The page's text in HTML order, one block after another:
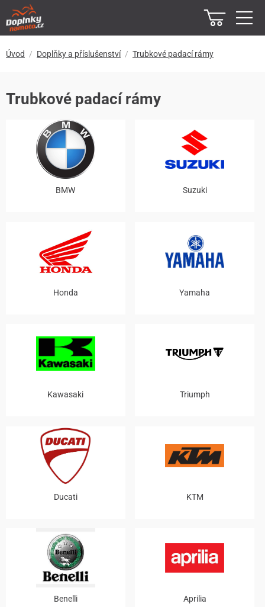
Úvod Doplňky a příslušenství Trubkové padací rámy
Trubkové padací rámy
BMW Suzuki
Honda Yamaha
Kawasaki Triumph
Ducati KTM
Benelli Aprilia